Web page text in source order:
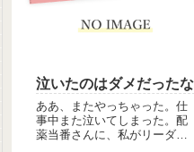
泣いたのはダメだったな
ああ、またやっちゃった。仕
事中また泣いてしまった。配
薬当番さんに、私がリーダー